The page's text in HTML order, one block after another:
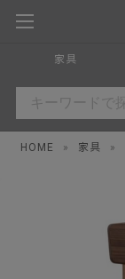
家具
HOME » 家具 »